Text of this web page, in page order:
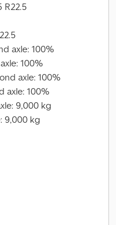
R22.5
axle: 100%
100%
axle: 100%
axle: 100%
9,000 kg
9,000 kg